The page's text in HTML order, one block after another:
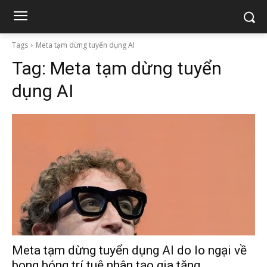
Tags Meta tạm dừng tuyển dụng AI
Tag: Meta tạm dừng tuyển
dụng AI
Meta tạm dừng tuyển dụng AI do lo ngại về